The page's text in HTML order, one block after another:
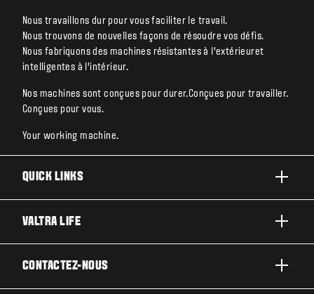
Nous travaillons dur pour vous faciliter le travail.
Nous trouvons de nouvelles façons de résoudre vos défis.
Nous fabriquons des machines résistantes à l’extérieuret
intelligentes à l’intérieur.
Nos machines sont conçues pour durer.Conçues pour travailler.
Conçues pour vous.
Your working machine.
QUICK LINKS
TECHNOLOGIES
VALTRA LIFE
CONTACTEZ-NOUS